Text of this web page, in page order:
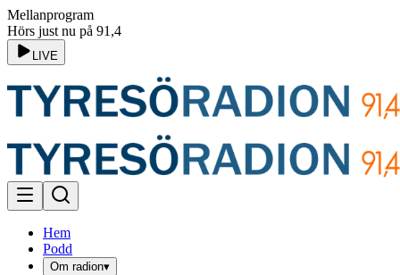
Mellanprogram
Hörs just nu på 91,4
LIVE
Hem
Podd
Om radion▾